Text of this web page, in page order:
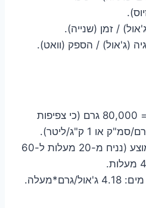
/ זמן (שנייה).
(ג'אול) / הספק (וואט).
נפח מים: 80 ליטר = 80,000 גרם (כי צפיפות
שינוי טמפרטורה ממוצע (נניח מ-20 מעלות ל-60